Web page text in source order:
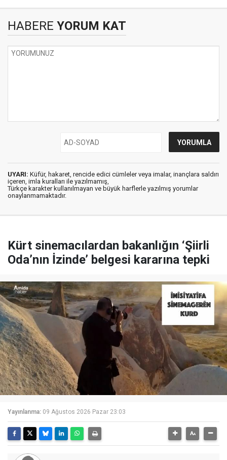
HABERE YORUM KAT
UYARI: Küfür, hakaret, rencide edici cümleler veya imalar, inançlara saldırı
içeren, imla kuralları ile yazılmamış,
Türkçe karakter kullanılmayan ve büyük harflerle yazılmış yorumlar
onaylanmamaktadır.
Kürt sinemacılardan bakanlığın ‘Şiirli
Oda’nın İzinde’ belgesi kararına tepki
Yayınlanma: 09 Ağustos 2026 Pazar 23:03